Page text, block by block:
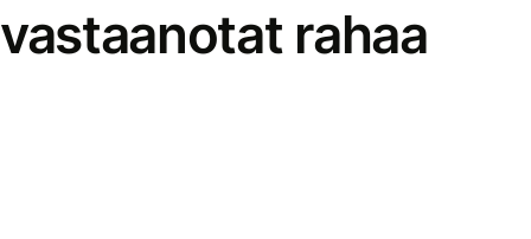
vastaanotat rahaa